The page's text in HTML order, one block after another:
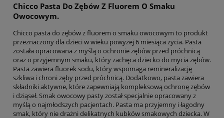
Chicco Pasta Do Zębów Z Fluorem O Smaku
Owocowym.
Chicco pasta do zębów z fluorem o smaku owocowym to produkt
przeznaczony dla dzieci w wieku powyżej 6 miesiąca życia. Pasta
została opracowana z myślą o ochronie zębów przed próchnicą
oraz o przyjemnym smaku, który zachęca dziecko do mycia zębów.
Pasta zawiera fluorek sodu, który wspomaga remineralizację
szkliwa i chroni zęby przed próchnicą. Dodatkowo, pasta zawiera
składniki aktywne, które zapewniają kompleksową ochronę zębów
i dziąseł. Smak owocowy pasty został specjalnie opracowany z
myślą o najmłodszych pacjentach. Pasta ma przyjemny i łagodny
smak, który nie drażni delikatnych kubków smakowych dziecka. W